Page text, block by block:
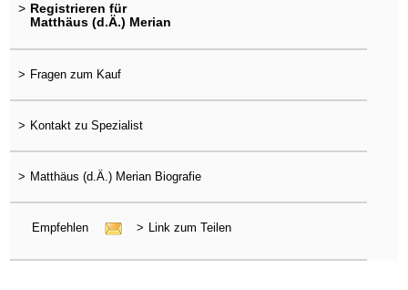
> Registrieren für
Matthäus (d.Ä.) Merian
> Fragen zum Kauf
> Kontakt zu Spezialist
> Matthäus (d.Ä.) Merian Biografie
Empfehlen > Link zum Teilen